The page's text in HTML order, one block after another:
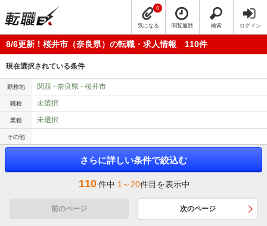
気になる
0
閲覧履歴 検索 ログイン
8/6更新！桜井市（奈良県）の転職・求人情報 110件
現在選択されている条件
勤務地 関西 - 奈良県 - 桜井市
職種 未選択
業種 未選択
その他
さらに詳しい条件で絞込む
110件中 1～20件目を表示中
前のページ 次のページ